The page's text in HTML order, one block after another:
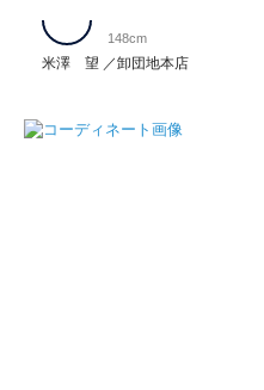
米澤 望 卸団地本店
148cm